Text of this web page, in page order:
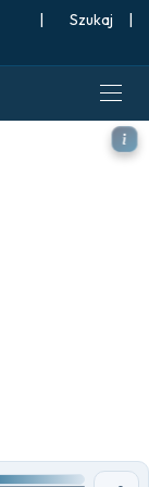
| |